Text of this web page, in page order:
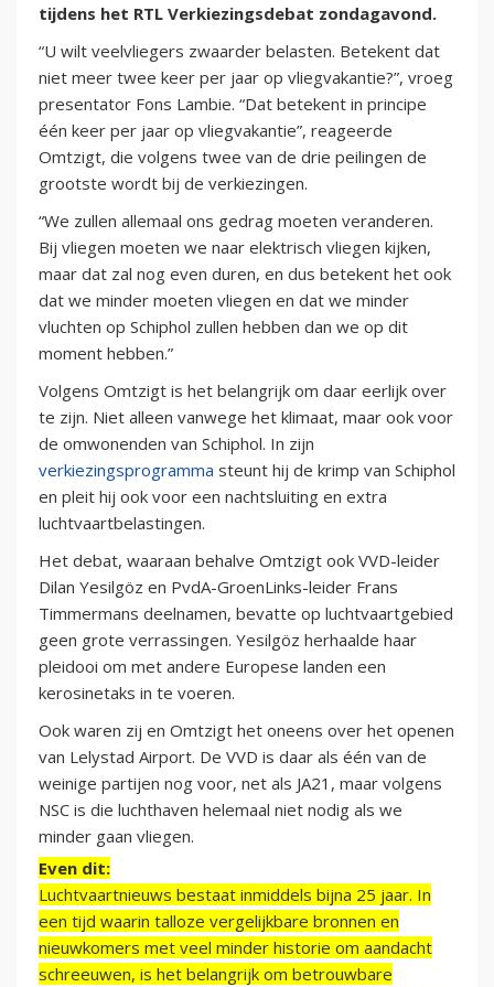
tijdens het RTL Verkiezingsdebat zondagavond.
“U wilt veelvliegers zwaarder belasten. Betekent dat
niet meer twee keer per jaar op vliegvakantie?”, vroeg
presentator Fons Lambie. “Dat betekent in principe
één keer per jaar op vliegvakantie”, reageerde
Omtzigt, die volgens twee van de drie peilingen de
grootste wordt bij de verkiezingen.
“We zullen allemaal ons gedrag moeten veranderen.
Bij vliegen moeten we naar elektrisch vliegen kijken,
maar dat zal nog even duren, en dus betekent het ook
dat we minder moeten vliegen en dat we minder
vluchten op Schiphol zullen hebben dan we op dit
moment hebben.”
Volgens Omtzigt is het belangrijk om daar eerlijk over
te zijn. Niet alleen vanwege het klimaat, maar ook voor
de omwonenden van Schiphol. In zijn
verkiezingsprogramma steunt hij de krimp van Schiphol
en pleit hij ook voor een nachtsluiting en extra
luchtvaartbelastingen.
Het debat, waaraan behalve Omtzigt ook VVD-leider
Dilan Yesilgöz en PvdA-GroenLinks-leider Frans
Timmermans deelnamen, bevatte op luchtvaartgebied
geen grote verrassingen. Yesilgöz herhaalde haar
pleidooi om met andere Europese landen een
kerosinetaks in te voeren.
Ook waren zij en Omtzigt het oneens over het openen
van Lelystad Airport. De VVD is daar als één van de
weinige partijen nog voor, net als JA21, maar volgens
NSC is die luchthaven helemaal niet nodig als we
minder gaan vliegen.
Even dit:
Luchtvaartnieuws bestaat inmiddels bijna 25 jaar. In
een tijd waarin talloze vergelijkbare bronnen en
nieuwkomers met veel minder historie om aandacht
schreeuwen, is het belangrijk om betrouwbare